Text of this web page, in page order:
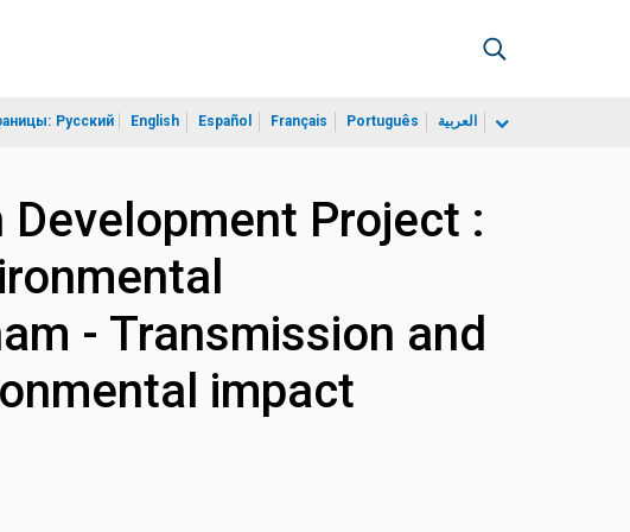
Русский English Español Français Português العربية
Project :
- Transmission and
impact